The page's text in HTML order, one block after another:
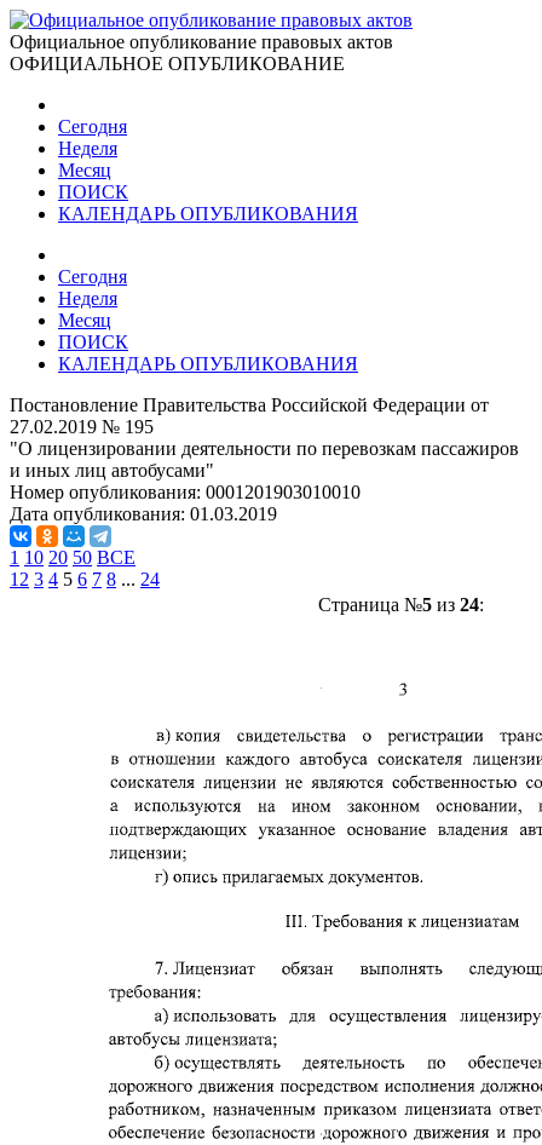
Официальное опубликование правовых актов
ОФИЦИАЛЬНОЕ ОПУБЛИКОВАНИЕ
Сегодня
Неделя
Месяц
ПОИСК
КАЛЕНДАРЬ ОПУБЛИКОВАНИЯ
Сегодня
Неделя
Месяц
ПОИСК
КАЛЕНДАРЬ ОПУБЛИКОВАНИЯ
Постановление Правительства Российской Федерации от
27.02.2019 № 195
"О лицензировании деятельности по перевозкам пассажиров
и иных лиц автобусами"
Номер опубликования: 0001201903010010
Дата опубликования: 01.03.2019
1 10 20 50 ВСЕ
1 2 3 4 5 6 7 8 ... 24
Страница №5из 24: